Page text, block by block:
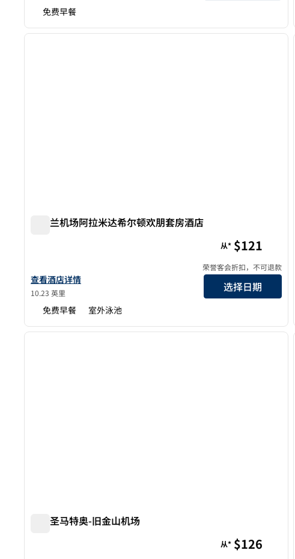
免费早餐
1/12
1/12
下一
奥克兰机场阿拉米达希尔顿欢朋套房酒店
查看欢朋（Hampton Inn & Suites）奥克兰机场-阿拉米达酒店详情
查看酒店详情
10.23 英里
从* $121
荣誉客会折扣，不可退款
选择日期
免费早餐 室外泳池
1/12
1/12
下一
欢朋圣马特奥-旧金山机场
从* $126